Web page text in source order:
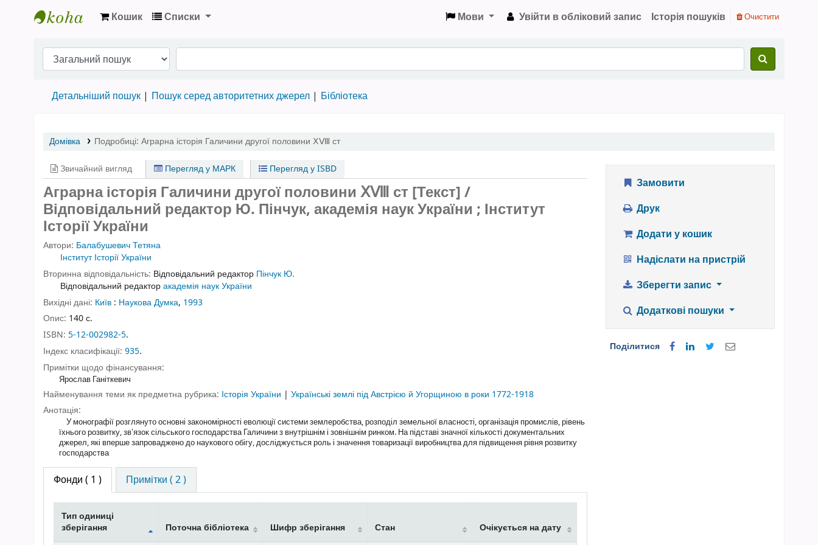
Кошик Списки Мови Увійти в обліковий запис Історія пошуків Очистити
Детальніший пошук Пошук серед авторитетних джерел Бібліотека
Домівка Подробиці: Аграрна історія Галичини другої половини ⅩⅧ ст
Звичайний вигляд Перегляд у МАРК Перегляд у ISBD
Аграрна історія Галичини другої половини ⅩⅧ ст [Текст] /
Відповідальний редактор Ю. Пінчук, академія наук України ; Інститут
Історії України
Автори: Балабушевич Тетяна
Інститут Історії України
Вторинна відповідальність: Відповідальний редактор Пінчук Ю.
Відповідальний редакторакадемія наук України
Вихідні дані: Київ : Наукова Думка, 1993
Опис: 140 с.
ISBN: 5-12-002982-5.
Індекс класифікації: 935.
Примітки щодо фінансування:
Ярослав Ганіткевич
Найменування теми як предметна рубрика: Історія України | Українські землі під Австрією й Угорщиною в роки 1772-1918
Анотація:
У монографії розглянуто основні закономірності еволюції системи землеробства, розподіл земельної власності, організація промислів, рівень
їхнього розвитку, звʼязок сільського господарства Галичини з внутрішнім і зовнішнім ринком. На підставі значної кількості документальних
джерел, які вперше запроваджено до наукового обігу, досліджується роль і значення товаризації виробництва для підвищення рівня розвитку
господарства
Фонди ( 1 ) Примітки ( 2 )
Тип одиниці
зберігання
Поточна бібліотека Шифр зберігання Стан Очікується на дату
Замовити
Друк
Додати у кошик
Надіслати на пристрій
Зберегти запис
Додаткові пошуки
Поділитися